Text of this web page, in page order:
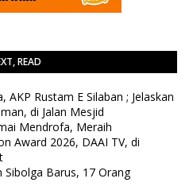
READ
AKP Rustam E Silaban ; Jelaskan
di Jalan Mesjid
Mendrofa, Meraih
Award 2026, DAAI TV, di
Sibolga Barus, 17 Orang